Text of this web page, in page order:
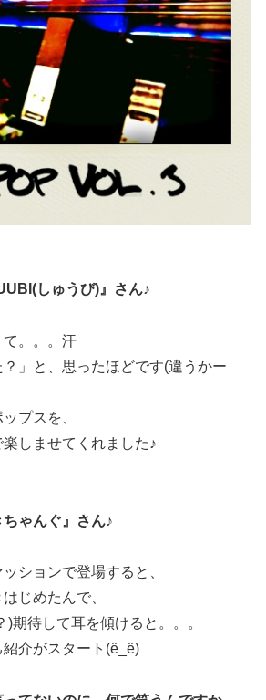
しゅうび)』さん♪
。。。汗
」と、思ったほどです(違うかー
プスを、
しませてくれました♪
ゃんぐ』さん♪
ションで登場すると、
じめたんで、
)期待して耳を傾けると。。。
介がスタート(ё_ё)